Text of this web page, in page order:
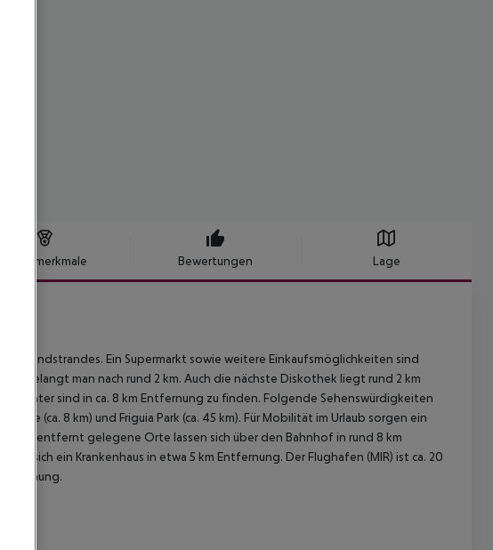
Hotelmerkmale Bewertungen Lage
Sandstrandes. Ein Supermarkt sowie weitere Einkaufsmöglichkeiten sind
gelangt man nach rund 2 km. Auch die nächste Diskothek liegt rund 2 km
sind in ca. 8 km Entfernung zu finden. Folgende Sehenswürdigkeiten
(ca. 8 km) und Friguia Park (ca. 45 km). Für Mobilität im Urlaub sorgen ein
entfernt gelegene Orte lassen sich über den Bahnhof in rund 8 km
sich ein Krankenhaus in etwa 5 km Entfernung. Der Flughafen (MIR) ist ca. 20